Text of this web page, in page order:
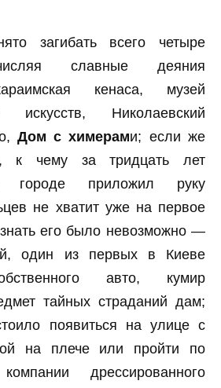
загибать всего четыре
славные деяния
кенаса, музей
искусств, Николаевский
Дом с химерами; если же
к чему за тридцать лет
городе приложил руку
не хватит уже на первое
его было невозможно —
один из первых в Киеве
авто, кумир
тайных страданий дам;
появиться на улице с
на плече или пройти по
дрессированного